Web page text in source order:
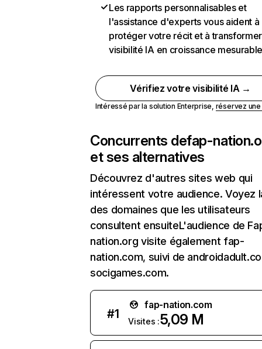
Les rapports personnalisables et
l'assistance d'experts vous aident à
protéger votre récit et à
visibilité IA en croissance
Vérifiez votre visibilité IA →
Intéressé par la solution Enterprise, réservez
Concurrents defap-
et ses alternatives
Découvrez d'autres sites web qui
intéressent votre audience. Voyez
des domaines que les utilisateurs
consultent ensuiteL'audience de
nation.org visite également fap-
nation.com, suivi de
socigames.com.
#1
fap-nation.com
Visites :5,09 M